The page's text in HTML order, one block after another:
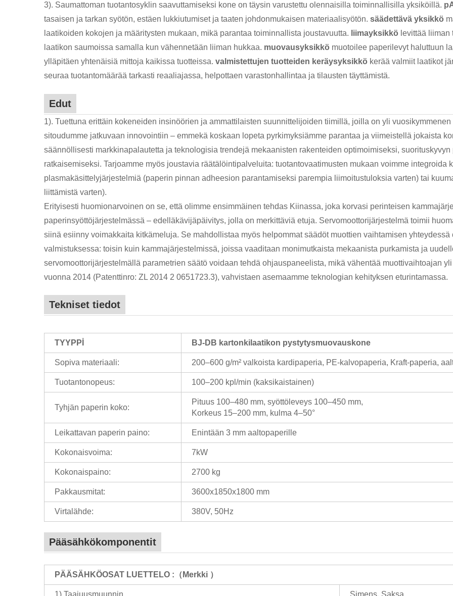
3). Saumattoman tuotantosyklin saavuttamiseksi kone on täysin varustettu olennaisilla toiminnallisilla yksiköillä.
tasaisen ja tarkan syötön, estäen lukkiutumiset ja taaten johdonmukaisen materiaalisyötön. säädettävä yksikkö
laatikoiden kokojen ja määritysten mukaan, mikä parantaa toiminnallista joustavuutta. liimayksikkö levittää
laatikon saumoissa samalla kun vähennetään liiman hukkaa. muovausyksikkö muotoilee paperilevyt haluttuun
ylläpitäen yhtenäisiä mittoja kaikissa tuotteissa. valmistettujen tuotteiden keräysyksikkö kerää valmiit laatikot
seuraa tuotantomäärää tarkasti reaaliajassa, helpottaen varastonhallintaa ja tilausten täyttämistä.
Edut
1). Tuettuna erittäin kokeneiden insinöörien ja ammattilaisten suunnittelijoiden tiimillä, joilla on yli
sitoudumme jatkuvaan innovointiin – emmekä koskaan lopeta pyrkimyksiämme parantaa ja viimeistellä jokaista
säännöllisesti markkinapalautetta ja teknologisia trendejä mekaanisten rakenteiden optimoimiseksi,
ratkaisemiseksi. Tarjoamme myös joustavia räätälöintipalveluita: tuotantovaatimusten mukaan voimme integroida
plasmakäsittelyjärjestelmiä (paperin pinnan adheesion parantamiseksi parempia liimoitustuloksia varten) tai
liittämistä varten).
Erityisesti huomionarvoinen on se, että olimme ensimmäinen tehdas Kiinassa, joka korvasi perinteisen
paperinsyöttöjärjestelmässä – edelläkävijäpäivitys, jolla on merkittäviä etuja. Servomoottorijärjestelmä toimii
siinä esiinny voimakkaita kitkämeluja. Se mahdollistaa myös helpommat säädöt muottien vaihtamisen
valmistuksessa: toisin kuin kammajärjestelmissä, joissa vaaditaan monimutkaista mekaanista purkamista ja
servomoottorijärjestelmällä parametrien säätö voidaan tehdä ohjauspaneelista, mikä vähentää muottivaihtoajan
vuonna 2014 (Patenttinro: ZL 2014 2 0651723.3), vahvistaen asemaamme teknologian kehityksen eturintamassa.
Tekniset tiedot
TYYPPİ BJ-DB kartonkilaatikon pystytysmuovauskone
Sopiva materiaali: 200–600 g/m² valkoista kardipaperia, PE-kalvopaperia, Kraft-paperia,
Tuotantonopeus: 100–200 kpl/min (kaksikaistainen)
Tyhjän paperin koko:
Pituus 100–480 mm, syöttöleveys 100–450 mm,
Korkeus 15–200 mm, kulma 4–50°
Leikattavan paperin paino: Enintään 3 mm aaltopaperille
Kokonaisvoima: 7kW
Kokonaispaino: 2700 kg
Pakkausmitat: 3600x1850x1800 mm
Virtalähde: 380V, 50Hz
Pääsähkökomponentit
PÄÄSÄHKÖOSAT LUETTELO :（ Merkki ）